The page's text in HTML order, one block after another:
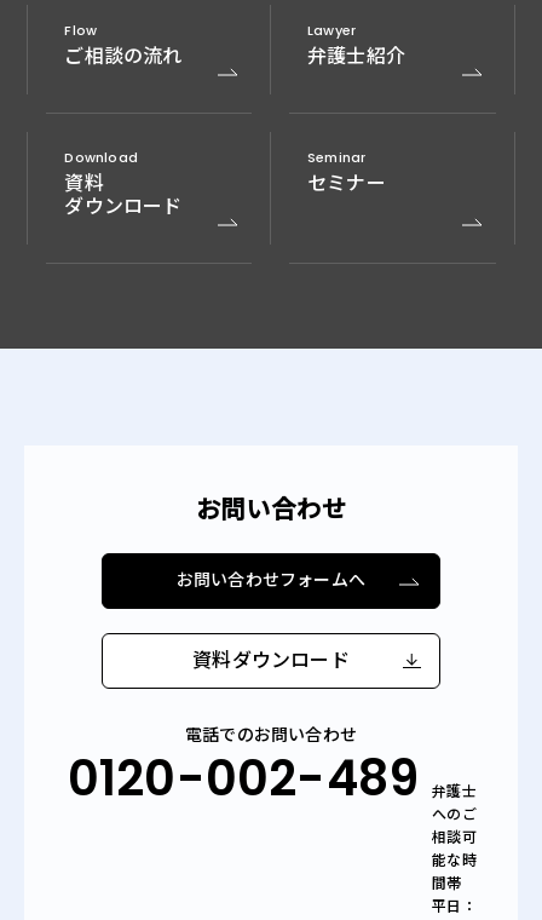
Flow
ご相談の流れ
Lawyer
弁護士紹介
Download
資料
ダウンロード
Seminar
セミナー
お問い合わせ
お問い合わせフォームへ
資料ダウンロード
電話でのお問い合わせ
0120-002-489
弁護士
へのご
相談可
能な時
間帯
平日：